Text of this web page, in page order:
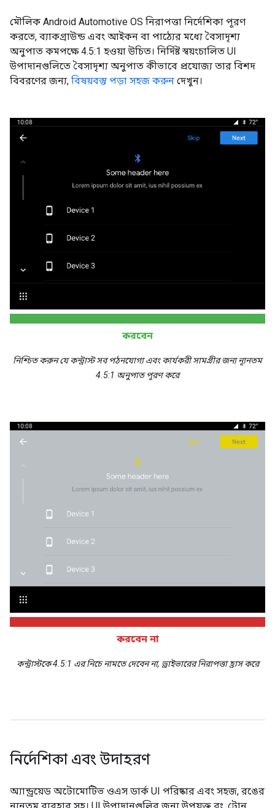
মৌলিক Android Automotive OS নিরাপত্তা নির্দেশিকা পূরণ
করতে, ব্যাকগ্রাউন্ড এবং আইকন বা পাঠ্যের মধ্যে বৈসাদৃশ্য
অনুপাত কমপক্ষে 4.5:1 হওয়া উচিত। নির্দিষ্ট স্বয়ংচালিত UI
উপাদানগুলিতে বৈসাদৃশ্য অনুপাত কীভাবে প্রযোজ্য তার বিশদ
বিবরণের জন্য, বিষয়বস্তু পড়া সহজ করুন দেখুন।
করবেন
নিশ্চিত করুন যে কন্ট্রাস্ট সব পঠনযোগ্য এবং কার্যকরী সামগ্রীর জন্য ন্যূনতম
4.5:1 অনুপাত পূরণ করে
করবেন না
কন্ট্রাস্টকে 4.5:1 এর নিচে নামতে দেবেন না, ড্রাইভারের নিরাপত্তা হ্রাস করে
নির্দেশিকা এবং উদাহরণ
অ্যান্ড্রয়েড অটোমোটিভ ওএস ডার্ক UI পরিষ্কার এবং সহজ, রঙের